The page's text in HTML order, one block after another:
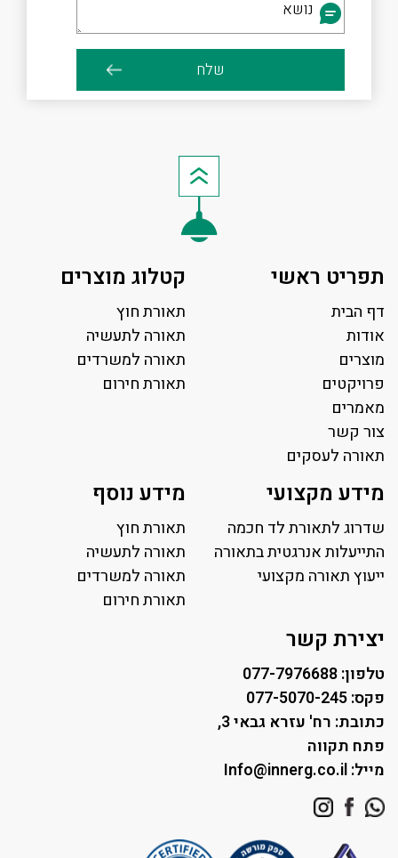
תפריט ראשי
דף הבית
אודות
מוצרים
פרויקטים
מאמרים
צור קשר
תאורה לעסקים
פאנל לד
פרופיל תאורה
תאורה לאולמות ספורט
תאורה למגרשי טניס
קטלוג מוצרים
תאורת חוץ
תאורה לתעשיה
תאורה למשרדים
תאורת חירום
מידע מקצועי
שדרוג לתאורת לד חכמה
התייעלות אנרגטית בתאורה
ייעוץ תאורה מקצועי
מידע נוסף
תאורת חוץ
תאורה לתעשיה
תאורה למשרדים
תאורת חירום
יצירת קשר
טלפון: 077-7976688
פקס: 077-5070-245
כתובת: רח' עזרא גבאי 3,
פתח תקווה
מייל: Info@innerg.co.il